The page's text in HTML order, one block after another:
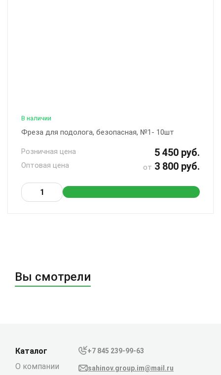
В наличии
Фреза для подолога, безопасная, №1- 10шт
Розничная цена 5 450 руб.
Оптовая цена от 3 800 руб.
Вы смотрели
Каталог
О компании
+7 845 239-99-63
sahinov.group.im@mail.ru